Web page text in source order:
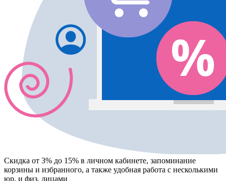
Скидка от 3% до 15% в личном кабинете, запоминание
корзины и избранного, а также удобная работа с несколькими
юр. и физ. лицами